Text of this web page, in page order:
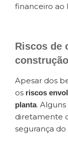
financeiro ao
Riscos de
Apesar dos
os riscos
planta.
diretamente
segurança